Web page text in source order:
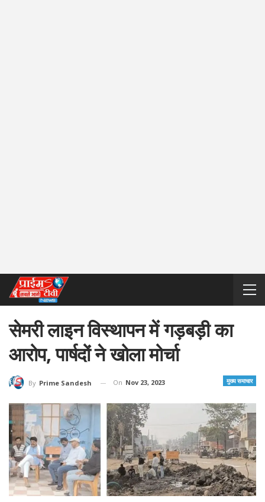
सेमरी लाइन विस्थापन में गड़बड़ी का
आरोप, पार्षदों ने खोला मोर्चा
मुख्य समाचार
By Prime Sandesh On Nov 23, 2023